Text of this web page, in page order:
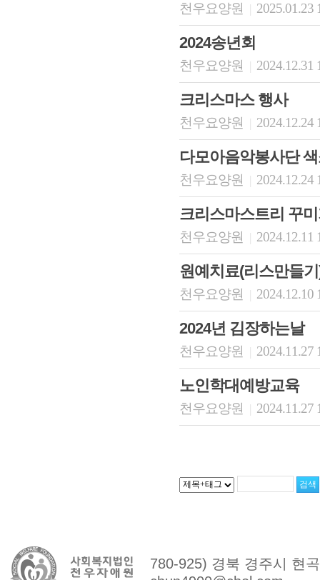
천우요양원 2025.01.23
2024송년회
천우요양원 2024.12.31
크리스마스 행사
천우요양원 2024.12.24
다모아음악봉사단
천우요양원 2024.12.24
크리스마스트리 꾸
천우요양원 2024.12.11
원예치료(리스만들
천우요양원 2024.12.10
2024년 김장하는날
천우요양원 2024.11.27
노인학대예방교육
천우요양원 2024.11.27
780-925) 경북 경주시 현